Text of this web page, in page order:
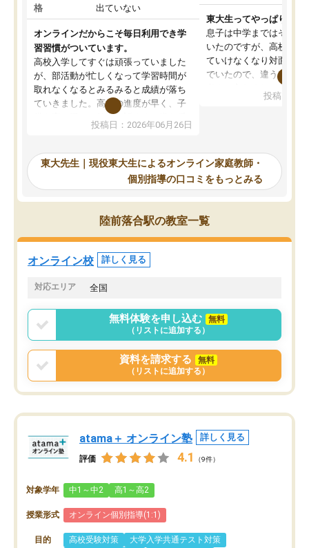
格
出ていない
オンラインだからこそ毎日利用でき学
習習慣がついています。
高校入学してすぐは頑張っていました
が、部活動が忙しくなって学習時間が
取れなくなるとみるみると成績が落ち
ていきました。高校の進度が早く、子
供も家に帰って勉強の話すると嫌な反
応を示します。東大先生にお願いして
れるので、親としても安心です。毎日
使える自習室とかもあり、わからない
ところがあれば先生が回答してくれる
のも重宝しています。
投稿日：2026年06月26日
東大生ってやっぱりすご
息子は中学まではそこそ
いたのですが、高校に入
ていけなくなり対面の塾
でいたので、違うアプロ
で、当初は模試でD判定
自習室が毎日使えていつ
るのが心強かったよう
謝です。
投稿日：
東大先生｜現役東大生によるオンライン家庭教師・
個別指導の口コミをもっとみる
陸前落合駅の教室一覧
オンライン校 詳しく見る
対応エリア 全国
無料体験を申し込む
無料
（リストに追加する）
資料を請求する
無料
（リストに追加する）
atama＋ オンライン塾 詳しく見る
評価 4.1 （9件）
対象学年 中1～中2 高1～高2
授業形式 オンライン個別指導(1:1)
目的 高校受験対策
大学入学共通テスト対策